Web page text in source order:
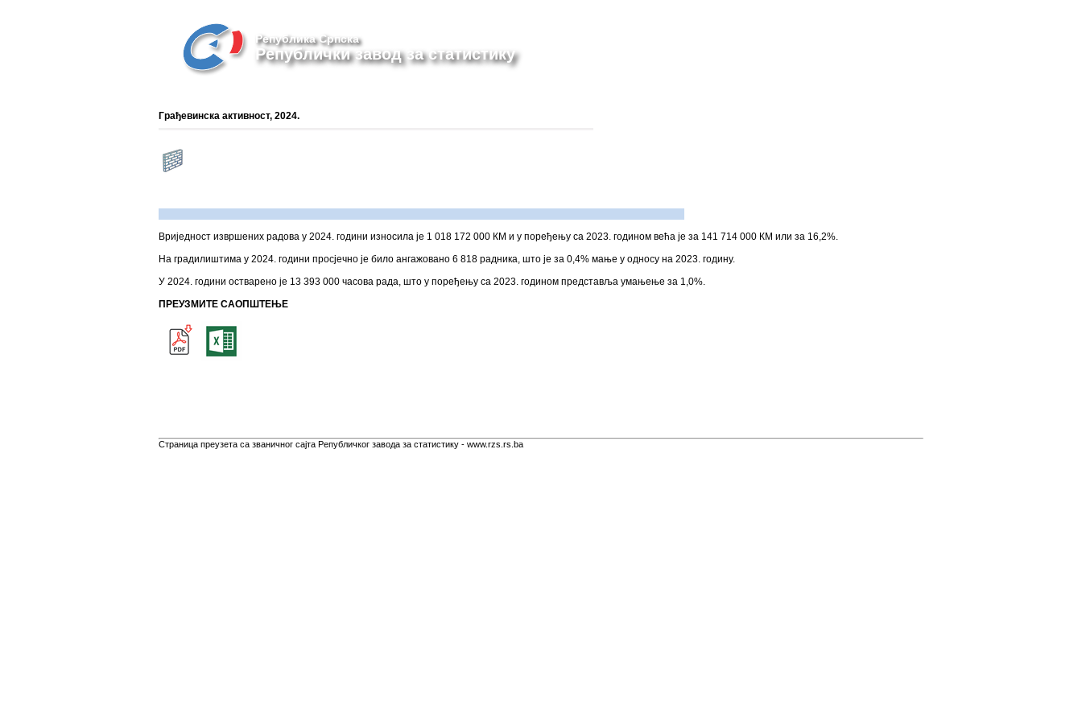
Република Српска
Републички завод за статистику
Грађевинска активност, 2024.
Вриједност извршених радова у 2024. години износила је 1 018 172 000 КМ и у поређењу са 2023. годином већа је за 141 714 000 КМ или за 16,2%.
На градилиштима у 2024. години просјечно је било ангажовано 6 818 радника, што је за 0,4% мање у односу на 2023. годину.
У 2024. години остварено је 13 393 000 часова рада, што у поређењу са 2023. годином представља умањење за 1,0%.
ПРЕУЗМИТЕ САОПШТЕЊЕ
Страница преузета са званичног сајта Републичког завода за статистику - www.rzs.rs.ba